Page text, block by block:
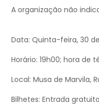
A organização não
Data: Quinta-feira, 30
Horário: 19h00; hora de
Local: Musa de Marvila,
Bilhetes: Entrada gratuita